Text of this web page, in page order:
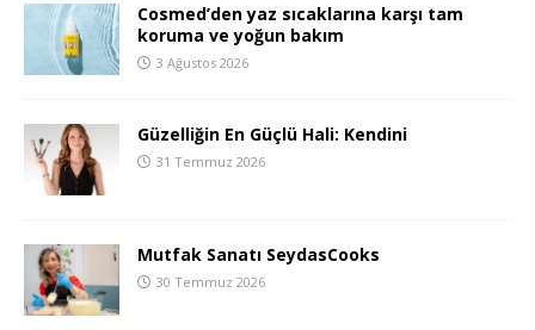
Cosmed’den yaz sıcaklarına karşı tam
koruma ve yoğun bakım
3 Ağustos 2026
Güzelliğin En Güçlü Hali: Kendini
31 Temmuz 2026
Mutfak Sanatı SeydasCooks
30 Temmuz 2026